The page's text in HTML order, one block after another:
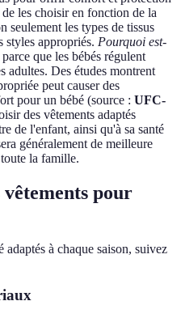
les choisir en fonction de la
seulement les types de tissus
styles appropriés. Pourquoi est-
que les bébés régulent
adultes. Des études montrent
peut causer des
pour un bébé (source : UFC-
des vêtements adaptés
de l'enfant, ainsi qu'à sa santé
généralement de meilleure
la famille.
pour
à chaque saison, suivez